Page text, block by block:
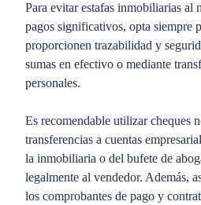
Para evitar estafas inmobiliarias al
pagos significativos, opta siempre
proporcionen trazabilidad y
sumas en efectivo o mediante
personales.
Es recomendable utilizar cheques
transferencias a cuentas
la inmobiliaria o del bufete de
legalmente al vendedor. Además,
los comprobantes de pago y